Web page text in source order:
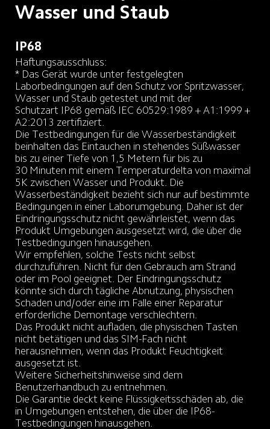
Wasser und Staub
IP68
Haftungsausschluss:
* Das Gerät wurde unter festgelegten
Laborbedingungen auf den Schutz vor Spritzwasser,
Wasser und Staub getestet und mit der
Schutzart IP68 gemäß IEC 60529:1989 + A1:1999 +
A2:2013 zertifiziert.
Die Testbedingungen für die Wasserbeständigkeit
beinhalten das Eintauchen in stehendes Süßwasser
bis zu einer Tiefe von 1,5 Metern für bis zu
30 Minuten mit einem Temperaturdelta von maximal
5K zwischen Wasser und Produkt. Die
Wasserbeständigkeit bezieht sich nur auf bestimmte
Bedingungen in einer Laborumgebung. Daher ist der
Eindringungsschutz nicht gewährleistet, wenn das
Produkt Umgebungen ausgesetzt wird, die über die
Testbedingungen hinausgehen.
Wir empfehlen, solche Tests nicht selbst
durchzuführen. Nicht für den Gebrauch am Strand
oder im Pool geeignet. Der Eindringungsschutz
könnte sich durch tägliche Abnutzung, physischen
Schaden und/oder eine im Falle einer Reparatur
erforderliche Demontage verschlechtern.
Das Produkt nicht aufladen, die physischen Tasten
nicht betätigen und das SIM-Fach nicht
herausnehmen, wenn das Produkt Feuchtigkeit
ausgesetzt ist.
Weitere Sicherheitshinweise sind dem
Benutzerhandbuch zu entnehmen.
Die Garantie deckt keine Flüssigkeitsschäden ab, die
in Umgebungen entstehen, die über die IP68-
Testbedingungen hinausgehen.